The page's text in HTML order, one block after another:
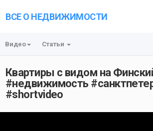
ВСЕ О НЕДВИЖИМОСТИ
Видео Статьи
Квартиры с видом на
#недвижимость
#shortvideo